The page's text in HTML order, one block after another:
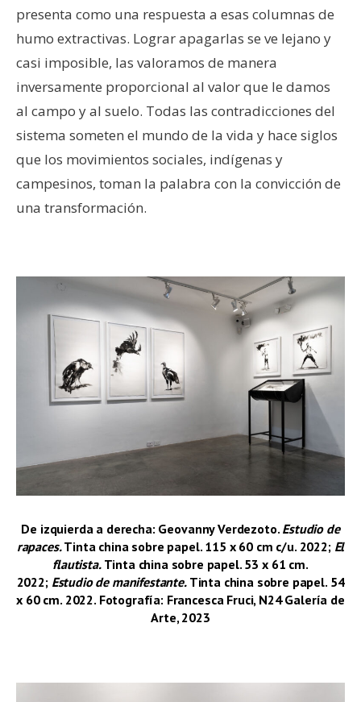
presenta como una respuesta a esas columnas de
humo extractivas. Lograr apagarlas se ve lejano y
casi imposible, las valoramos de manera
inversamente proporcional al valor que le damos
al campo y al suelo. Todas las contradicciones del
sistema someten el mundo de la vida y hace siglos
que los movimientos sociales, indígenas y
campesinos, toman la palabra con la convicción de
una transformación.
De izquierda a derecha: Geovanny Verdezoto. Estudio de
rapaces.Tinta china sobre papel. 115 x 60 cm c/u. 2022; El
flautista. Tinta china sobre papel. 53 x 61 cm.
2022; Estudio de manifestante. Tinta china sobre papel. 54
x 60 cm. 2022. Fotografía: Francesca Fruci, N24 Galería de
Arte, 2023